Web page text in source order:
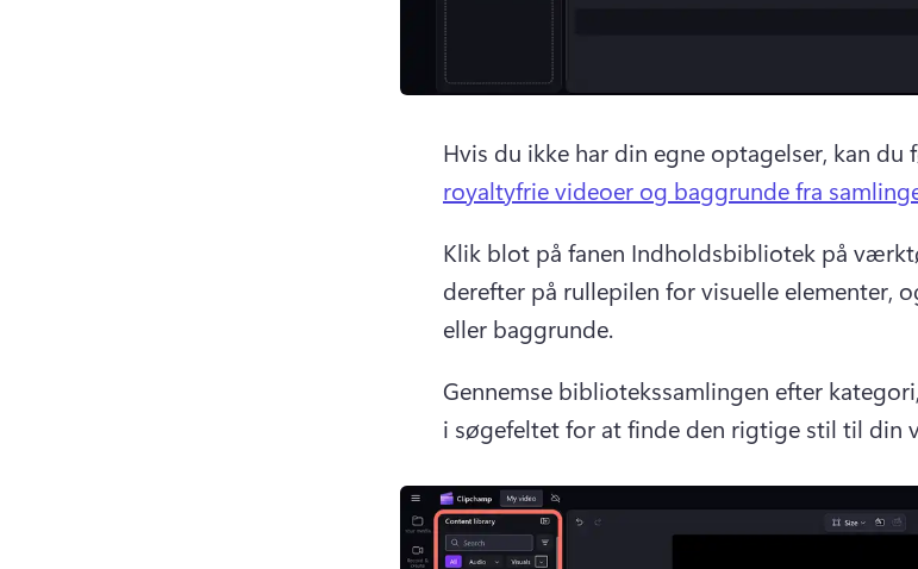
Hvis du ikke har din egne optagelser, kan du
royaltyfrie videoer og baggrunde fra
Klik blot på fanen Indholdsbibliotek på
derefter på rullepilen for visuelle elementer,
eller baggrunde.
Gennemse bibliotekssamlingen efter
i søgefeltet for at finde den rigtige stil til din